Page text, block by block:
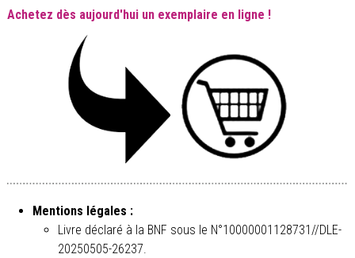
Achetez dès aujourd'hui un exemplaire en ligne !
Mentions légales :
Livre déclaré à la BNF sous le N°10000001128731//DLE-
20250505-26237.